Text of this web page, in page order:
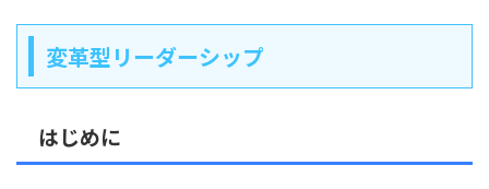
変革型リーダーシップ
はじめに